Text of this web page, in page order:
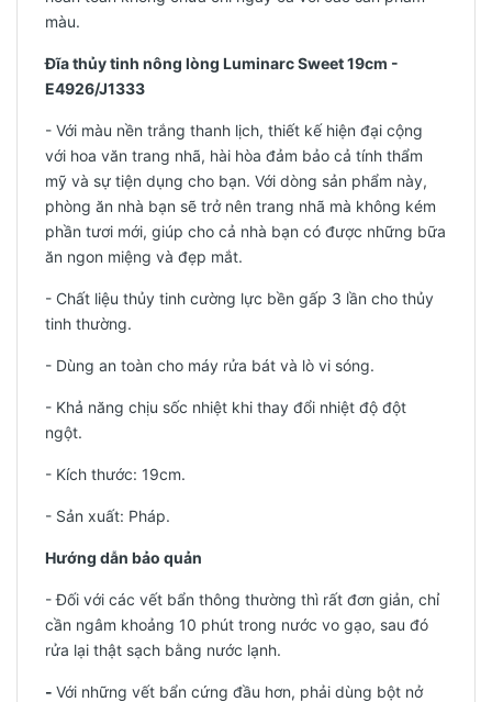
màu.
Đĩa thủy tinh nông lòng Luminarc Sweet 19cm -
E4926/J1333
- Với màu nền trắng thanh lịch, thiết kế hiện đại cộng
với hoa văn trang nhã, hài hòa đảm bảo cả tính thẩm
mỹ và sự tiện dụng cho bạn. Với dòng sản phẩm này,
phòng ăn nhà bạn sẽ trở nên trang nhã mà không kém
phần tươi mới, giúp cho cả nhà bạn có được những bữa
ăn ngon miệng và đẹp mắt.
- Chất liệu thủy tinh cường lực bền gấp 3 lần cho thủy
tinh thường.
- Dùng an toàn cho máy rửa bát và lò vi sóng.
- Khả năng chịu sốc nhiệt khi thay đổi nhiệt độ đột
ngột.
- Kích thước: 19cm.
- Sản xuất: Pháp.
Hướng dẫn bảo quản
- Đối với các vết bẩn thông thường thì rất đơn giản, chỉ
cần ngâm khoảng 10 phút trong nước vo gạo, sau đó
rửa lại thật sạch bằng nước lạnh.
- Với những vết bẩn cứng đầu hơn, phải dùng bột nở